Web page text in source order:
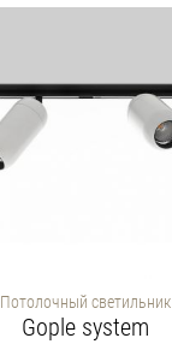
Потолочный светильник
Gople system